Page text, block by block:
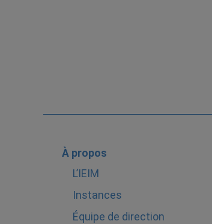
À propos
L’IEIM
Instances
Équipe de direction